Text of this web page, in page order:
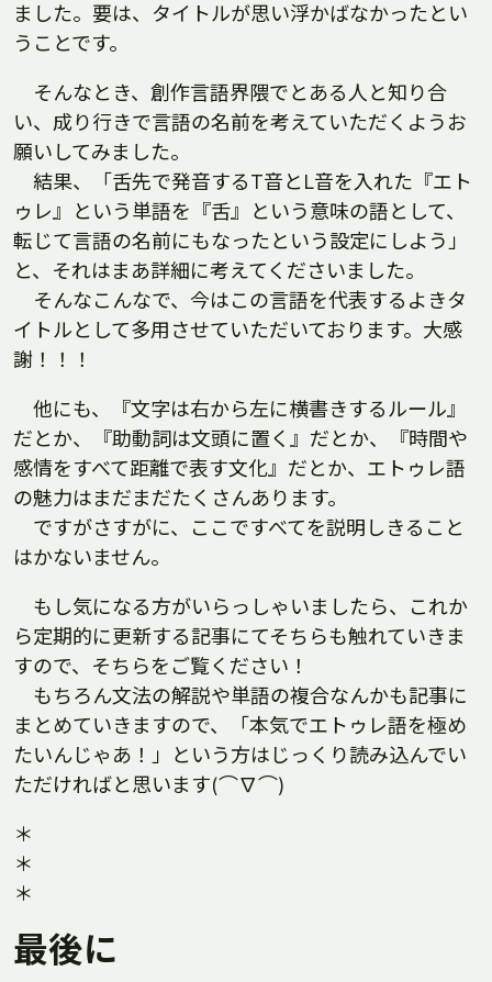
ました。要は、タイトルが思い浮かばなかったとい
うことです。
そんなとき、創作言語界隈でとある人と知り合
い、成り行きで言語の名前を考えていただくようお
願いしてみました。
結果、「舌先で発音するT音とL音を入れた『エト
ゥレ』という単語を『舌』という意味の語として、
転じて言語の名前にもなったという設定にしよう」
と、それはまあ詳細に考えてくださいました。
そんなこんなで、今はこの言語を代表するよきタ
イトルとして多用させていただいております。大感
謝！！！
他にも、『文字は右から左に横書きするルール』
だとか、『助動詞は文頭に置く』だとか、『時間や
感情をすべて距離で表す文化』だとか、エトゥレ語
の魅力はまだまだたくさんあります。
ですがさすがに、ここですべてを説明しきること
はかないません。
もし気になる方がいらっしゃいましたら、これか
ら定期的に更新する記事にてそちらも触れていきま
すので、そちらをご覧ください！
もちろん文法の解説や単語の複合なんかも記事に
まとめていきますので、「本気でエトゥレ語を極め
たいんじゃあ！」という方はじっくり読み込んでい
ただければと思います(⌒∇⌒)
＊
＊
＊
最後に